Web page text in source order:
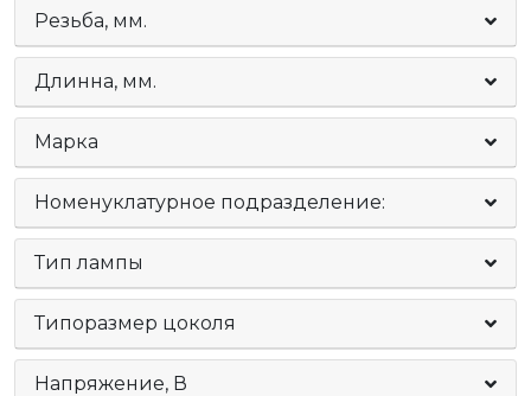
Резьба, мм.
Длинна, мм.
Марка
Номенуклатурное подразделение:
Тип лампы
Типоразмер цоколя
Напряжение, В